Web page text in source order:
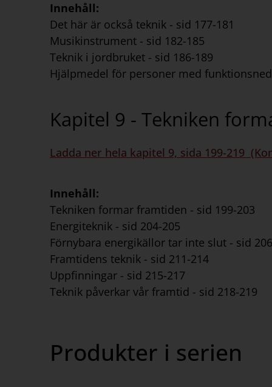
Innehåll:
Det här är också teknik - sid 177-181
Musikinstrument - sid 182-185
Teknik i jordbruket - sid 186-189
Hjälpmedel för personer med
Kapitel 9 - Tekniken
Ladda ner hela kapitel 9, sida 199-219
Innehåll:
Tekniken formar framtiden - sid 199-203
Energiteknik - sid 204-205
Förnybara energikällor tar inte slut - sid
Framtidens teknik - sid 211-214
Uppfinningar - sid 215-217
Teknik påverkar vår framtid - sid 218-219
Produkter i serien